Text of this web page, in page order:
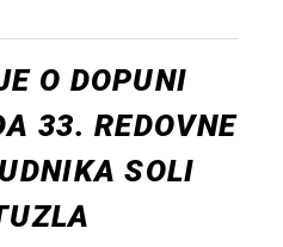
O DOPUNI
33. REDOVNE
SOLI